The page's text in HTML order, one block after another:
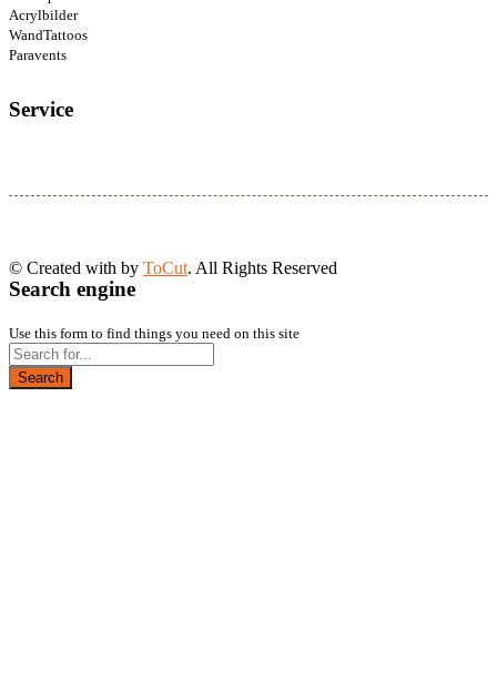
Acrylbilder
WandTattoos
Paravents
Service
© Created with by ToCut. All Rights Reserved
Search engine
Use this form to find things you need on this site
Search